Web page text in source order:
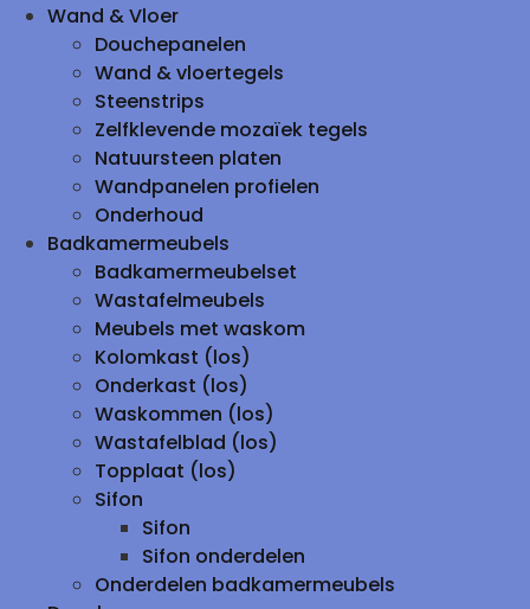
Wand & Vloer
Douchepanelen
Wand & vloertegels
Steenstrips
Zelfklevende mozaïek tegels
Natuursteen platen
Wandpanelen profielen
Onderhoud
Badkamermeubels
Badkamermeubelset
Wastafelmeubels
Meubels met waskom
Kolomkast (los)
Onderkast (los)
Waskommen (los)
Wastafelblad (los)
Topplaat (los)
Sifon
Sifon
Sifon onderdelen
Onderdelen badkamermeubels